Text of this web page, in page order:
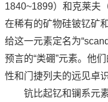
1840~1899）和克莱夫
在稀有的矿物硅铍钇矿
给这一元素定名为
预言的“类硼”元素。他
性和门捷列夫的远见卓识
钪比起钇和镧系元素